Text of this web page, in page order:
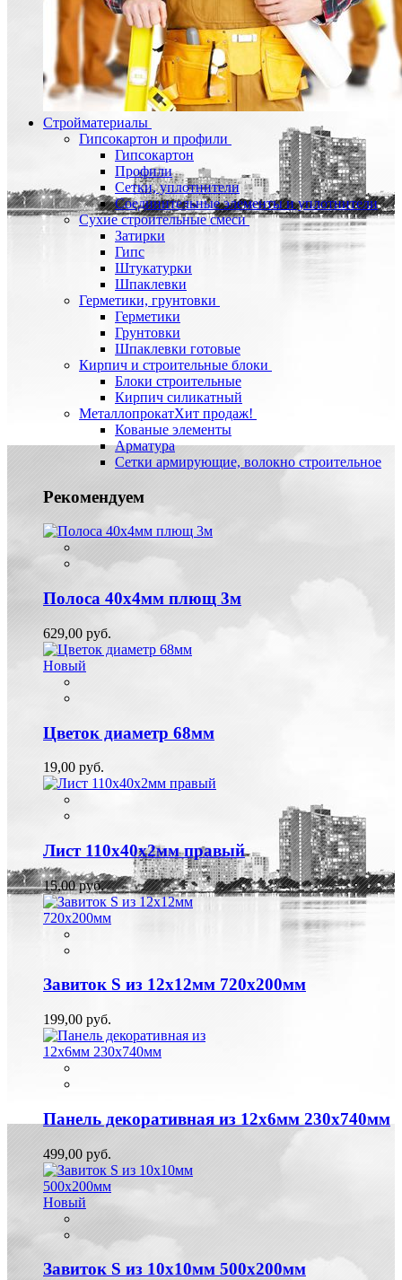
Стройматериалы
Гипсокартон и профили
Гипсокартон
Профили
Сетки, уплотнители
Соединительные элементы и уплотнители
Сухие строительные смеси
Затирки
Гипс
Штукатурки
Шпаклевки
Герметики, грунтовки
Герметики
Грунтовки
Шпаклевки готовые
Кирпич и строительные блоки
Блоки строительные
Кирпич силикатный
МеталлопрокатХит продаж!
Кованые элементы
Арматура
Сетки армирующие, волокно строительное
Рекомендуем
Полоса 40х4мм плющ 3м
629,00 руб.
Новый
Цветок диаметр 68мм
19,00 руб.
Лист 110х40х2мм правый
15,00 руб.
Завиток S из 12х12мм 720х200мм
199,00 руб.
Панель декоративная из 12х6мм 230х740мм
499,00 руб.
Новый
Завиток S из 10х10мм 500х200мм